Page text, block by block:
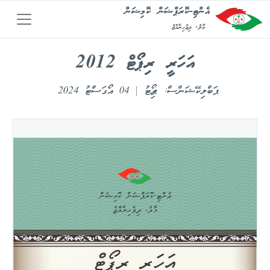
އެންޓި-ކޮރަޕްޝަން ކޮމިޝަން
މާލެ, ދިވެހިރާއްޖެ
އަހަރީ ރިޕޯޓް 2012
ޕަބްލިކޭޝަންސް: ރިޕޯޓު | 04 އޯގަސްޓު 2024